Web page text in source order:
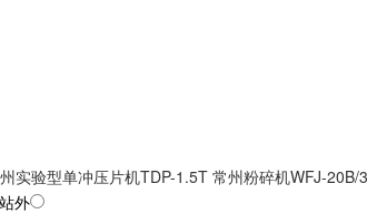
实验型单冲压片机TDP-1.5T 常州粉碎机WFJ-20B/
站外